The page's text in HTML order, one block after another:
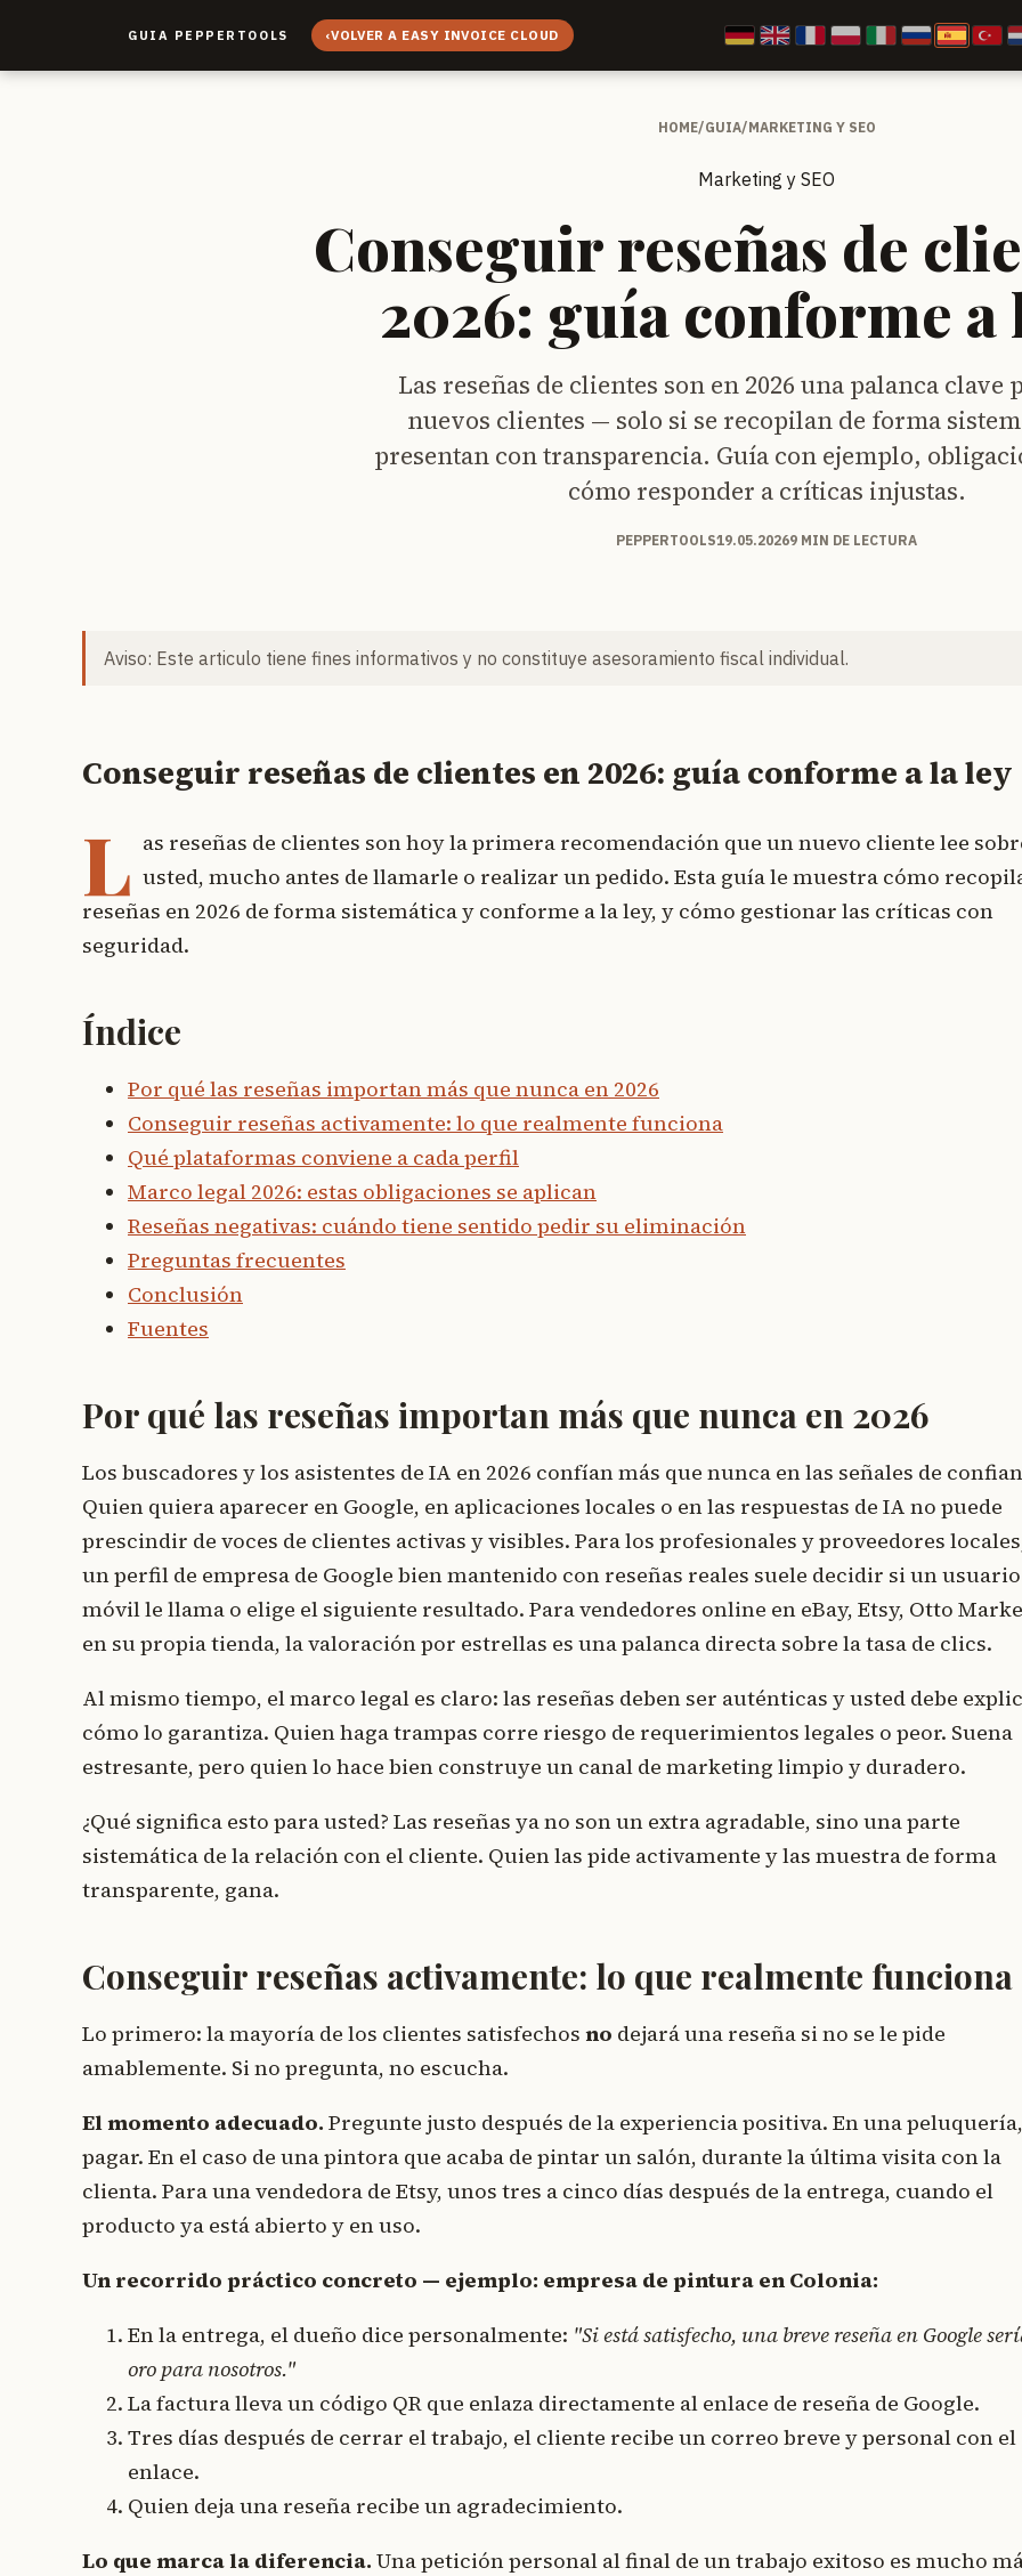
GUIA PEPPERTOOLS ‹VOLVER A EASY INVOICE CLOUD
HOME/GUIA/MARKETING Y SEO
Marketing y SEO
Conseguir reseñas de
2026: guía conforme a
Las reseñas de clientes son en 2026 una palanca clave
nuevos clientes — solo si se recopilan de forma
presentan con transparencia. Guía con ejemplo,
cómo responder a críticas injustas.
PEPPERTOOLS19.05.20269 MIN DE LECTURA
Aviso: Este articulo tiene fines informativos y no constituye asesoramiento fiscal individual.
Conseguir reseñas de clientes en 2026: guía conforme a la ley
L as reseñas de clientes son hoy la primera recomendación que un nuevo cliente lee
usted, mucho antes de llamarle o realizar un pedido. Esta guía le muestra cómo
reseñas en 2026 de forma sistemática y conforme a la ley, y cómo gestionar las críticas con
seguridad.
Índice
Por qué las reseñas importan más que nunca en 2026
Conseguir reseñas activamente: lo que realmente funciona
Qué plataformas conviene a cada perfil
Marco legal 2026: estas obligaciones se aplican
Reseñas negativas: cuándo tiene sentido pedir su eliminación
Preguntas frecuentes
Conclusión
Fuentes
Por qué las reseñas importan más que nunca en 2026
Los buscadores y los asistentes de IA en 2026 confían más que nunca en las señales de
Quien quiera aparecer en Google, en aplicaciones locales o en las respuestas de IA no puede
prescindir de voces de clientes activas y visibles. Para los profesionales y proveedores
un perfil de empresa de Google bien mantenido con reseñas reales suele decidir si un
móvil le llama o elige el siguiente resultado. Para vendedores online en eBay, Etsy, Otto
en su propia tienda, la valoración por estrellas es una palanca directa sobre la tasa de clics.
Al mismo tiempo, el marco legal es claro: las reseñas deben ser auténticas y usted debe
cómo lo garantiza. Quien haga trampas corre riesgo de requerimientos legales o peor. Suena
estresante, pero quien lo hace bien construye un canal de marketing limpio y duradero.
¿Qué significa esto para usted? Las reseñas ya no son un extra agradable, sino una parte
sistemática de la relación con el cliente. Quien las pide activamente y las muestra de forma
transparente, gana.
Conseguir reseñas activamente: lo que realmente funciona
Lo primero: la mayoría de los clientes satisfechos no dejará una reseña si no se le pide
amablemente. Si no pregunta, no escucha.
El momento adecuado. Pregunte justo después de la experiencia positiva. En una
pagar. En el caso de una pintora que acaba de pintar un salón, durante la última visita con la
clienta. Para una vendedora de Etsy, unos tres a cinco días después de la entrega, cuando el
producto ya está abierto y en uso.
Un recorrido práctico concreto — ejemplo: empresa de pintura en Colonia:
En la entrega, el dueño dice personalmente: "Si está satisfecho, una breve reseña en Google
oro para nosotros."
La factura lleva un código QR que enlaza directamente al enlace de reseña de Google.
Tres días después de cerrar el trabajo, el cliente recibe un correo breve y personal con el
enlace.
Quien deja una reseña recibe un agradecimiento.
Lo que marca la diferencia. Una petición personal al final de un trabajo exitoso es mucho